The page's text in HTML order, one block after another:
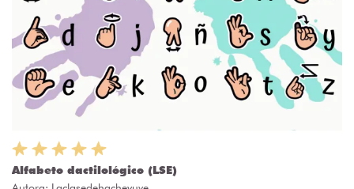
Alfabeto dactilológico (LSE)